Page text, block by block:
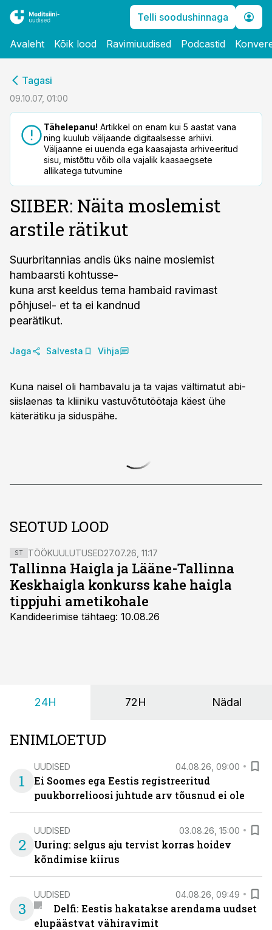
Telli soodushinnaga
Avaleht Kõik lood Ravimiuudised Podcastid
Tagasi
09.10.07, 01:00
Tähelepanu! Artikkel on enam kui 5 aastat vana
ning kuulub väljaande digitaalsesse arhiivi.
Väljaanne ei uuenda ega kaasajasta arhiveeritud
sisu, mistõttu võib olla vajalik kaasaegsete
allikatega tutvumine
SIIBER: Näita moslemist
arstile rätikut
Suurbritannias andis üks naine moslemist
hambaarsti kohtusse-
kuna arst keeldus tema hambaid ravimast
põhjusel- et ta ei kandnud
pearätikut.
Jaga Salvesta Vihja
Kuna naisel oli hambavalu ja ta vajas vältimatut abi-
siislaenas ta kliiniku vastuvõtutöötaja käest ühe
käterätiku ja siduspähe.
SEOTUD LOOD
ST TÖÖKUULUTUSED27.07.26, 11:17
Tallinna Haigla ja Lääne-Tallinna
Keskhaigla konkurss kahe haigla
tippjuhi ametikohale
Kandideerimise tähtaeg: 10.08.26
24H 72H Nädal
ENIMLOETUD
1
UUDISED 04.08.26, 09:00
Ei Soomes ega Eestis registreeritud
puukborrelioosi juhtude arv tõusnud ei ole
2
UUDISED 03.08.26, 15:00
Uuring: selgus aju tervist korras hoidev
kõndimise kiirus
3
UUDISED 04.08.26, 09:49
Delfi: Eestis hakatakse arendama uudset
elupäästvat vähiravimit